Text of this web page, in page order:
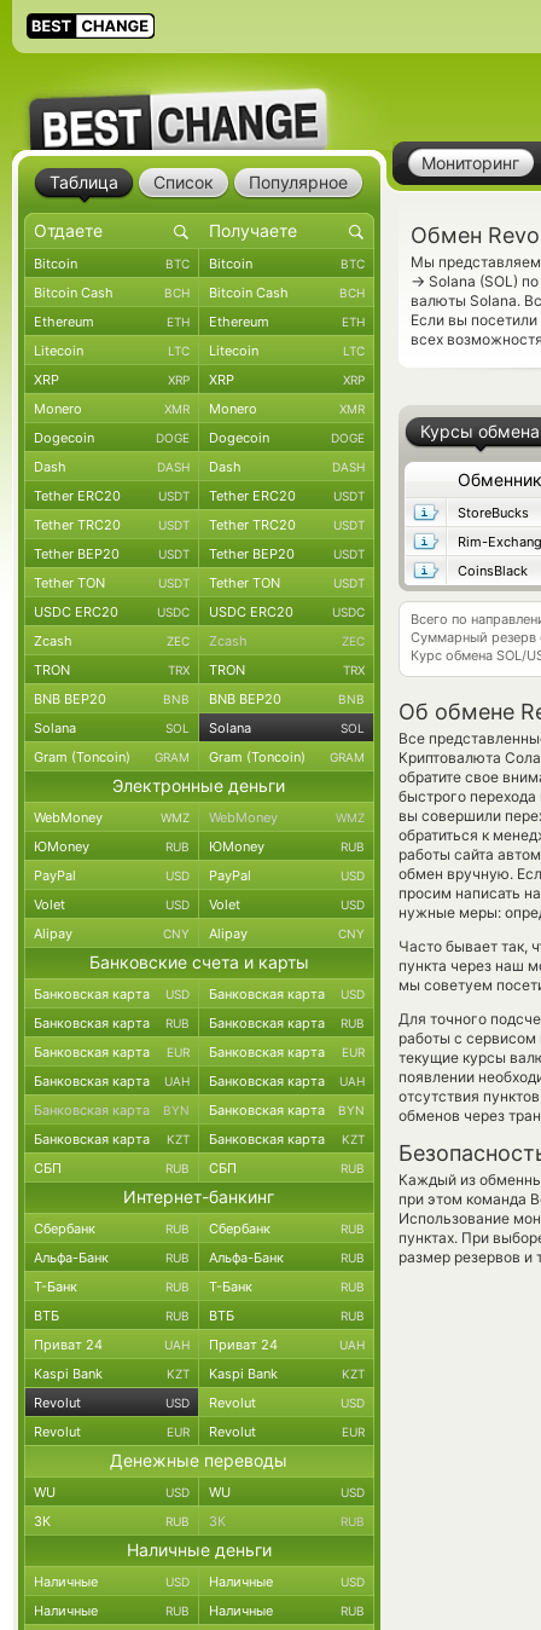
Мониторинг
Обмен
Мы представляем
→ Solana (SOL)
валюты Solana.
Если вы
всех
Курсы обмена
Обменник
StoreBucks
Rim-
CoinsBlack
Всего по
Суммарный резерв
Курс обмена SOL/
Об обмене
Все
Криптовалюта
обратите свое
быстрого
вы совершили
обратиться к
работы сайта
обмен вручную.
просим написать
нужные меры:
Часто бывает так,
пункта через наш
мы советуем
Для точного
работы с
текущие курсы
появлении
отсутствия
обменов через
Каждый из
при этом команда
Использование
пунктах. При
размер резервов и
Таблица Список Популярное
Bitcoin BTC Bitcoin BTC
Bitcoin Cash BCH Bitcoin Cash BCH
Ethereum ETH Ethereum ETH
Litecoin LTC Litecoin LTC
XRP XRP XRP XRP
Monero XMR Monero XMR
Dogecoin DOGE Dogecoin DOGE
Dash DASH Dash DASH
Tether ERC20 USDT Tether ERC20 USDT
Tether TRC20 USDT Tether TRC20 USDT
Tether BEP20 USDT Tether BEP20 USDT
Tether TON USDT Tether TON USDT
USDC ERC20 USDC USDC ERC20 USDC
Zcash ZEC Zcash ZEC
TRON TRX TRON TRX
BNB BEP20 BNB BNB BEP20 BNB
Solana SOL Solana SOL
Gram (Toncoin) GRAM Gram (Toncoin) GRAM
Электронные деньги
WebMoney WMZ WebMoney WMZ
ЮMoney RUB ЮMoney RUB
PayPal USD PayPal USD
Volet USD Volet USD
Alipay CNY Alipay CNY
Банковские счета и карты
Банковская карта USD Банковская карта USD
Банковская карта RUB Банковская карта RUB
Банковская карта EUR Банковская карта EUR
Банковская карта UAH Банковская карта UAH
Банковская карта BYN Банковская карта BYN
Банковская карта KZT Банковская карта KZT
СБП RUB СБП RUB
Интернет-банкинг
Сбербанк RUB Сбербанк RUB
Альфа-Банк RUB Альфа-Банк RUB
Т-Банк RUB Т-Банк RUB
ВТБ RUB ВТБ RUB
Приват 24 UAH Приват 24 UAH
Kaspi Bank KZT Kaspi Bank KZT
Revolut USD Revolut USD
Revolut EUR Revolut EUR
Денежные переводы
WU USD WU USD
ЗК RUB ЗК RUB
Наличные деньги
Наличные USD Наличные USD
Наличные RUB Наличные RUB